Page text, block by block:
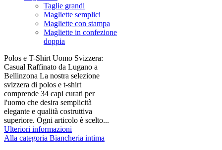
Taglie grandi
Magliette semplici
Magliette con stampa
Magliette in confezione
doppia
Polos e T-Shirt Uomo Svizzera:
Casual Raffinato da Lugano a
Bellinzona La nostra selezione
svizzera di polos e t-shirt
comprende 34 capi curati per
l'uomo che desira semplicità
elegante e qualità costruttiva
superiore. Ogni articolo è scelto...
Ulteriori informazioni
Alla categoria Biancheria intima